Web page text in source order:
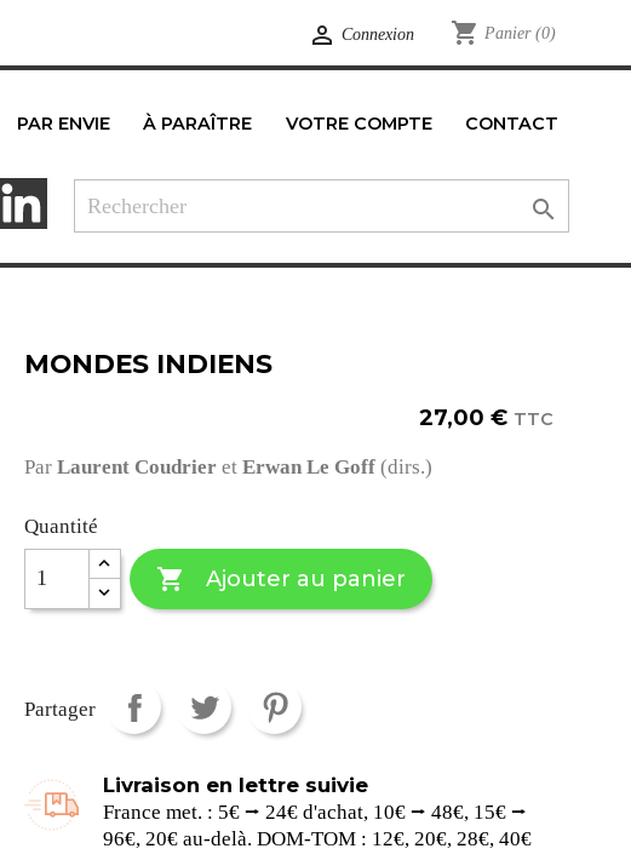
 Connexion shopping_cart Panier (0)
PAR ENVIE À PARAÎTRE VOTRE COMPTE CONTACT
Instagram

MONDES INDIENS
27,00 € TTC
Par Laurent Coudrieret Erwan Le Goff (dirs.)
Quantité
 Ajouter au panier
Partager
Livraison en lettre suivie
France met. : 5€ ⭢ 24€ d'achat, 10€ ⭢ 48€, 15€ ⭢
96€, 20€ au-delà. DOM-TOM : 12€, 20€, 28€, 40€